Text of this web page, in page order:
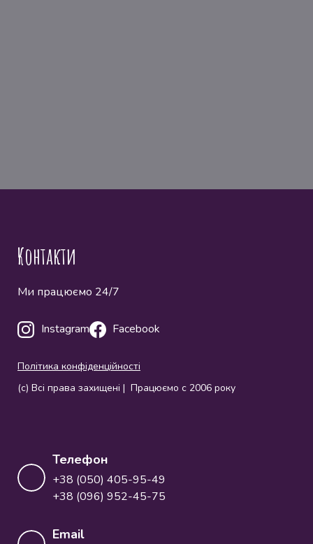
Контакти
Ми працюємо 24/7
Instagram Facebook
Політика конфіденційності
(с) Всі права захищені | Працюємо с 2006 року
Телефон
+38 (050) 405-95-49
+38 (096) 952-45-75
Email